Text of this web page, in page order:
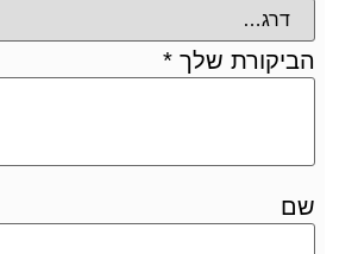
הביקורת שלך *
שם